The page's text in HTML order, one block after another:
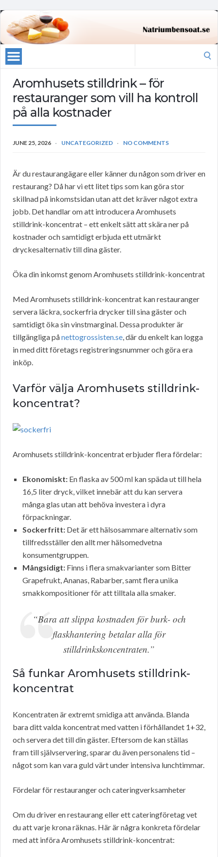
Aromhusets stilldrink – för
restauranger som vill ha kontroll
på alla kostnader
JUNE 25, 2026 UNCATEGORIZED NO COMMENTS
Är du restaurangägare eller känner du någon som driver en
restaurang? Då har vi ett litet tips som kan göra stor
skillnad på inkomstsidan utan att det kräver något extra
jobb. Det handlar om att introducera Aromhusets
stilldrink-koncentrat – ett enkelt sätt att skära ner på
kostnader och samtidigt erbjuda ett utmärkt
dryckesalternativ till dina gäster.
Öka din inkomst genom Aromhusets stilldrink-koncentrat
Med Aromhusets stilldrink-koncentrat kan restauranger
servera läckra, sockerfria drycker till sina gäster och
samtidigt öka sin vinstmarginal. Dessa produkter är
tillgängliga pånettogrossisten.se, där du enkelt kan logga
in med ditt företags registreringsnummer och göra era
inköp.
Varför välja Aromhusets stilldrink-
koncentrat?
Aromhusets stilldrink-koncentrat erbjuder flera fördelar:
Ekonomiskt: En flaska av 500 ml kan späda ut till hela
16,5 liter dryck, vilket innebär att du kan servera
många glas utan att behöva investera i dyra
förpackningar.
Sockerfritt: Det är ett hälsosammare alternativ som
tillfredsställer den allt mer hälsomedvetna
konsumentgruppen.
Mångsidigt: Finns i flera smakvarianter som Bitter
Grapefrukt, Ananas, Rabarber, samt flera unika
smakkompositioner för att tilltala alla smaker.
“Bara att slippa kostnaden för burk- och
flaskhantering betalar alla för
stilldrinkskoncentraten.”
Så funkar Aromhusets stilldrink-
koncentrat
Koncentraten är extremt smidiga att använda. Blanda
bara ditt valda koncentrat med vatten i förhållandet 1+32,
och servera det till din gäster. Eftersom de kan ställas
fram till självservering, sparar du även personalens tid –
något som kan vara guld värt under intensiva lunchtimmar.
Fördelar för restauranger och cateringverksamheter
Om du driver en restaurang eller ett cateringföretag vet
du att varje krona räknas. Här är några konkreta fördelar
med att införa Aromhusets stilldrink-koncentrat: